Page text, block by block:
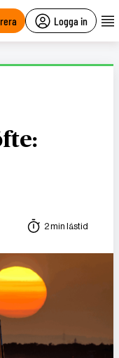
Logga in
2 min lästid